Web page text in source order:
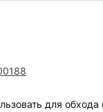
для